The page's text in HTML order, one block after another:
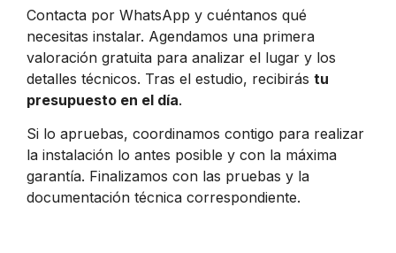
Contacta por WhatsApp y cuéntanos qué
necesitas instalar. Agendamos una primera
valoración gratuita para analizar el lugar y los
detalles técnicos. Tras el estudio, recibirás tu
presupuesto en el día.
Si lo apruebas, coordinamos contigo para realizar
la instalación lo antes posible y con la máxima
garantía. Finalizamos con las pruebas y la
documentación técnica correspondiente.